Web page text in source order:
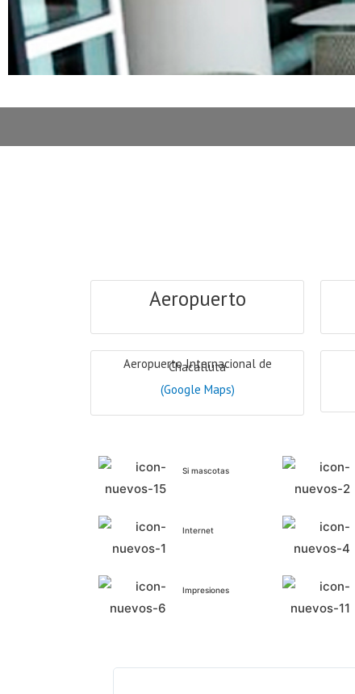
Aeropuerto
Aeropuerto Internacional de
Chacalluta
(Google Maps)
Si mascotas
Internet
Impresiones